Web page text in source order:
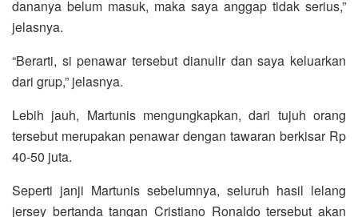
dananya belum masuk, maka saya anggap tidak serius,”
jelasnya.
“Berarti, si penawar tersebut dianulir dan saya keluarkan
dari grup,” jelasnya.
Lebih jauh, Martunis mengungkapkan, dari tujuh orang
tersebut merupakan penawar dengan tawaran berkisar Rp
40-50 juta.
Seperti janji Martunis sebelumnya, seluruh hasil lelang
jersey bertanda tangan Cristiano Ronaldo tersebut akan